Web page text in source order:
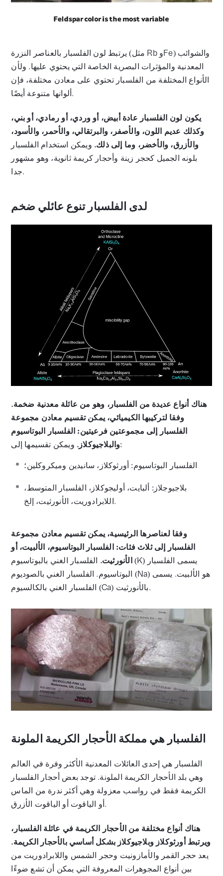
يرتبط لون الفلسبار بالعناصر النزرة (مثل Rb وFe) والشوائب
المعدنية والمؤثرات البصرية الخاصة التي يحتوي عليها. ولأن
الأنواع المختلفة من الفلسبار تحتوي على معادن مختلفة، فإن
ألوانها متنوعة أيضًا.
يكون لون الفلسبار عادة أبيض، أو وردي، أو رمادي، أو بني،
وكذلك عديم اللون، والأصفر، والبرتقالي، والأحمر، والأسود،
والأزرق، والأخضر، وما إلى ذلك. ويمكن استخدام الفلسبار
بلونه الجميل كحجر زينة وأحجار كريمة ثانوية، وهو مشهور
جدا.
لدى الفلسبار تنوع عائلي ضخم
هناك أنواع عديدة من الفلسبار، وهو من عائلة معدنية ضخمة.
وفقا لتركيبها الكيميائي، يمكن تقسيم معادن مجموعة
الفلسبار إلى مجموعتين فرعيتين: الفلسبار البوتاسيوم
والبلاجيوكلاز.ويمكن تقسيمها إلى:
الفلسبار البوتاسيوم: أورثوكلاز، سانيدين وميكروكلين؛
بلاجيوجلاز: ألبايت، أوليجوكلاز، الفلسبار المتوسط،
اللابرادوريت، الأنورثيت، إلخ.
وفقا لعناصرها الرئيسية، يمكن تقسيم معادن مجموعة
الفلسبار إلى ثلاث فئات: الفلسبار البوتاسيوم، الألبيت، أو
الأنورثيت. الفلسبار الغني بالبوتاسيوم (K) يسمى الفلسبار
البوتاسيوم. الفلسبار الغني بالصوديوم (Na) هو الألبيت. يسمى
الفلسبار الغني بالكالسيوم (Ca) بالأنورثيت.
الفلسبار هي مملكة الأحجار الكريمة الملونة
الفلسبار هي إحدى العائلات المعدنية الأكثر وفرة في العالم
وهي بلد الأحجار الكريمة الملونة. توجد بعض أحجار الفلسبار
الكريمة فقط في رواسب معزولة وهي أكثر ندرة من الماس
أو الياقوت أو الياقوت الأزرق.
هناك أنواع مختلفة من الأحجار الكريمة في عائلة الفلسبار،
ويرتبط أورثوكلاز وبلاجيوكلاز بشكل أساسي بالأحجار الكريمة.
يعد حجر القمر والأمازونيت وحجر الشمس واللابرادوريت من
بين أنواع المجوهرات المعروفة التي يمكن أن تشع ضوءًا